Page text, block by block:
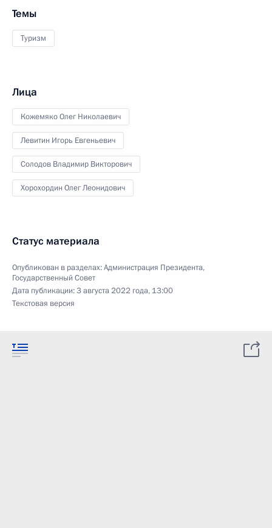
Темы
Туризм
Лица
Кожемяко Олег Николаевич
Левитин Игорь Евгеньевич
Солодов Владимир Викторович
Хорохордин Олег Леонидович
Статус материала
Опубликован в разделах:Администрация Президента,
Государственный Совет
Дата публикации:3 августа 2022 года, 13:00
Текстовая версия